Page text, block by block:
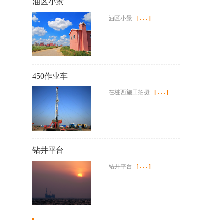
油区小景
油区小景... [...]
450作业车
在桩西施工拍摄... [...]
钻井平台
钻井平台... [...]